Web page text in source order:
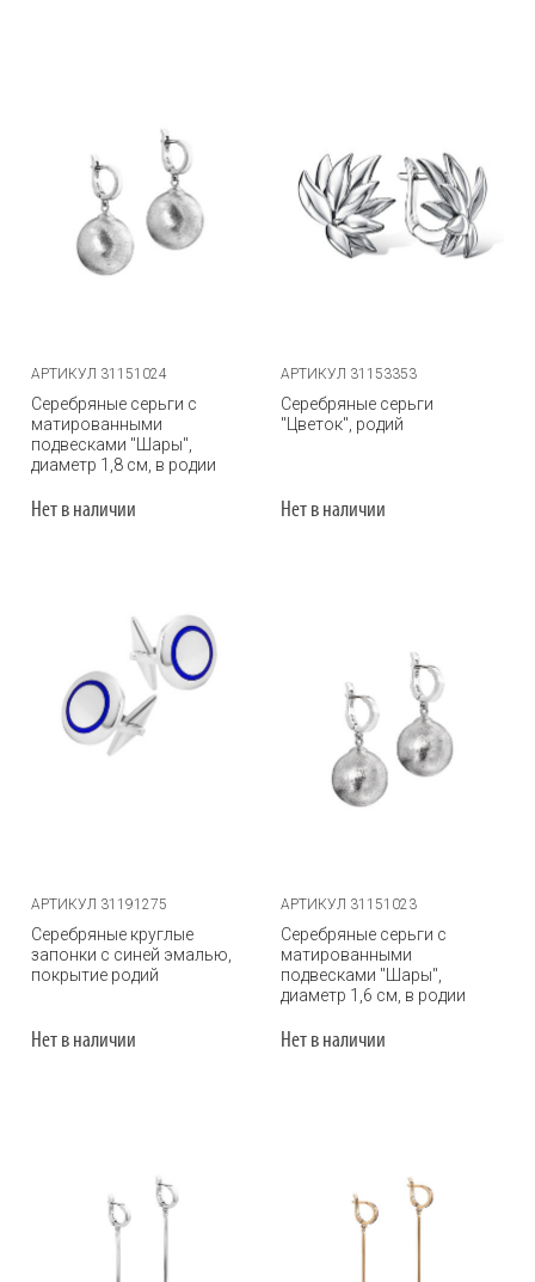
АРТИКУЛ 31151024
Серебряные серьги с
матированными
подвесками "Шары",
диаметр 1,8 см, в родии
Нет в наличии
АРТИКУЛ 31153353
Серебряные серьги
"Цветок", родий
Нет в наличии
АРТИКУЛ 31191275
Серебряные круглые
запонки с синей эмалью,
покрытие родий
Нет в наличии
АРТИКУЛ 31151023
Серебряные серьги с
матированными
подвесками "Шары",
диаметр 1,6 см, в родии
Нет в наличии